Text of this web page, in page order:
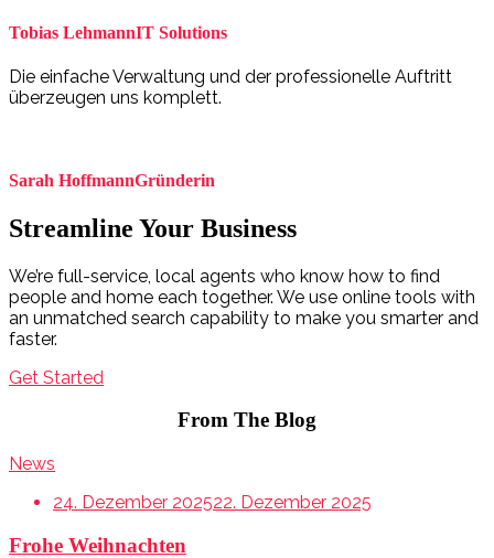
Tobias LehmannIT Solutions
Die einfache Verwaltung und der professionelle Auftritt
überzeugen uns komplett.
Sarah HoffmannGründerin
Streamline Your Business
We’re full-service, local agents who know how to find
people and home each together. We use online tools with
an unmatched search capability to make you smarter and
faster.
Get Started
From The Blog
News
24. Dezember 202522. Dezember 2025
Frohe Weihnachten